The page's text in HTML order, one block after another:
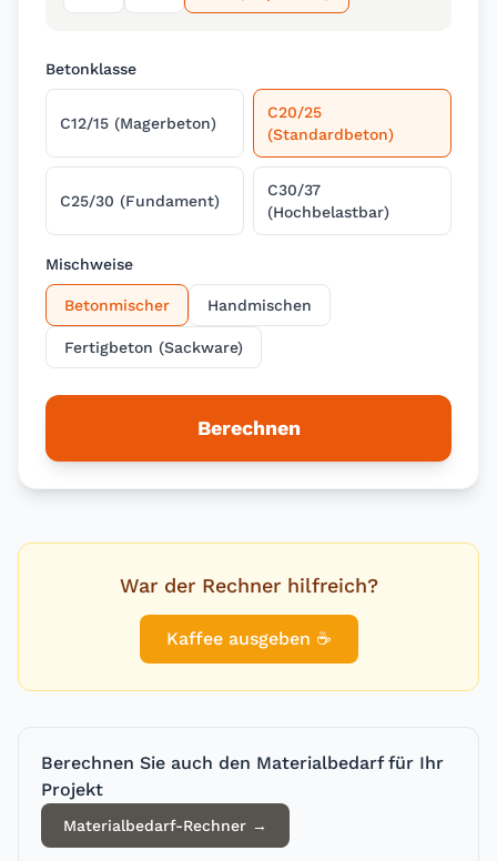
Betonklasse
C12/15 (Magerbeton)
C20/25
(Standardbeton)
C25/30 (Fundament)
C30/37
(Hochbelastbar)
Mischweise
Betonmischer Handmischen
Fertigbeton (Sackware)
Berechnen
War der Rechner hilfreich?
Kaffee ausgeben ☕
Berechnen Sie auch den Materialbedarf für Ihr
Projekt
Materialbedarf-Rechner →